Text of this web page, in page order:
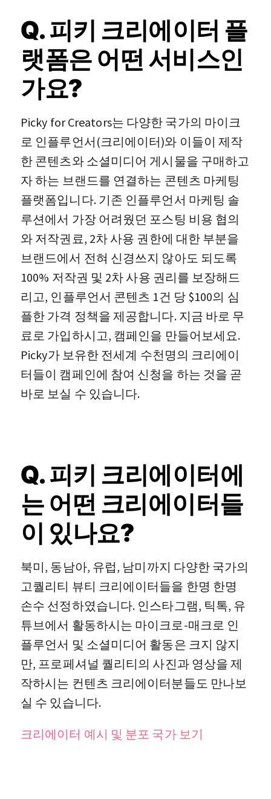
Q. 피키 크리에이터 플
랫폼은 어떤 서비스인
가요?
Picky for Creators는 다양한 국가의 마이크
로 인플루언서(크리에이터)와 이들이 제작
한 콘텐츠와 소셜미디어 게시물을 구매하고
자 하는 브랜드를 연결하는 콘텐츠 마케팅
플랫폼입니다. 기존 인플루언서 마케팅 솔
루션에서 가장 어려웠던 포스팅 비용 협의
와 저작권료, 2차 사용 권한에 대한 부분을
브랜드에서 전혀 신경쓰지 않아도 되도록
100% 저작권 및 2차 사용 권리를 보장해드
리고, 인플루언서 콘텐츠 1건 당 $100의 심
플한 가격 정책을 제공합니다. 지금 바로 무
료로 가입하시고, 캠페인을 만들어보세요.
Picky가 보유한 전세계 수천명의 크리에이
터들이 캠페인에 참여 신청을 하는 것을 곧
바로 보실 수 있습니다.
Q. 피키 크리에이터에
는 어떤 크리에이터들
이 있나요?
북미, 동남아, 유럽, 남미까지 다양한 국가의
고퀄리티 뷰티 크리에이터들을 한명 한명
손수 선정하였습니다. 인스타그램, 틱톡, 유
튜브에서 활동하시는 마이크로-매크로 인
플루언서 및 소셜미디어 활동은 크지 않지
만, 프로페셔널 퀄리티의 사진과 영상을 제
작하시는 컨텐츠 크리에이터분들도 만나보
실 수 있습니다.
크리에이터 예시 및 분포 국가 보기